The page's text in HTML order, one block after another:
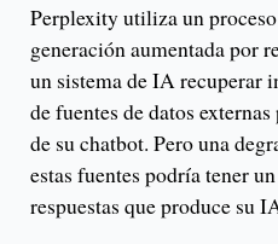
Perplexity utiliza un
generación aumentada por
un sistema de IA recuperar
de fuentes de datos
de su chatbot. Pero una
estas fuentes podría tener
respuestas que produce su